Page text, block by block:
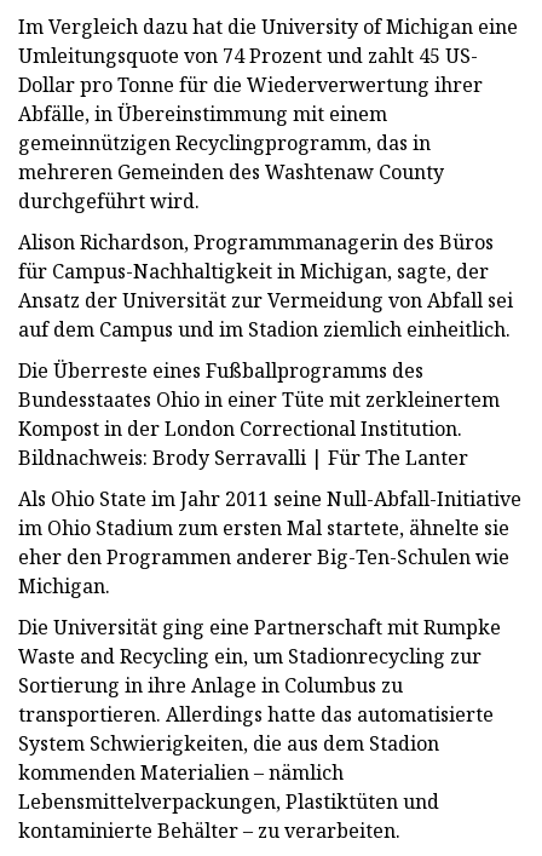
Im Vergleich dazu hat die University of Michigan eine
Umleitungsquote von 74 Prozent und zahlt 45 US-
Dollar pro Tonne für die Wiederverwertung ihrer
Abfälle, in Übereinstimmung mit einem
gemeinnützigen Recyclingprogramm, das in
mehreren Gemeinden des Washtenaw County
durchgeführt wird.
Alison Richardson, Programmmanagerin des Büros
für Campus-Nachhaltigkeit in Michigan, sagte, der
Ansatz der Universität zur Vermeidung von Abfall sei
auf dem Campus und im Stadion ziemlich einheitlich.
Die Überreste eines Fußballprogramms des
Bundesstaates Ohio in einer Tüte mit zerkleinertem
Kompost in der London Correctional Institution.
Bildnachweis: Brody Serravalli | Für The Lanter
Als Ohio State im Jahr 2011 seine Null-Abfall-Initiative
im Ohio Stadium zum ersten Mal startete, ähnelte sie
eher den Programmen anderer Big-Ten-Schulen wie
Michigan.
Die Universität ging eine Partnerschaft mit Rumpke
Waste and Recycling ein, um Stadionrecycling zur
Sortierung in ihre Anlage in Columbus zu
transportieren. Allerdings hatte das automatisierte
System Schwierigkeiten, die aus dem Stadion
kommenden Materialien – nämlich
Lebensmittelverpackungen, Plastiktüten und
kontaminierte Behälter – zu verarbeiten.